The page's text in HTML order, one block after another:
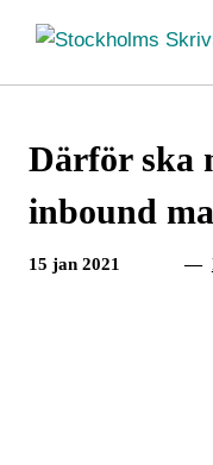
innehållet
Därför ska
inbound
15 jan 2021 —